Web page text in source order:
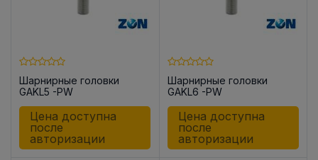
Шарнирные головки
GAKL5 -PW
Цена доступна
после
авторизации
Шарнирные головки
GAKL6 -PW
Цена доступна
после
авторизации